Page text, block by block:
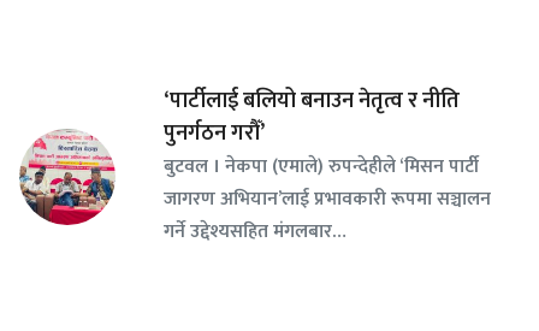
‘पार्टीलाई बलियो बनाउन नेतृत्व र नीति
पुनर्गठन गरौँ’
बुटवल । नेकपा (एमाले) रुपन्देहीले ‘मिसन पार्टी
जागरण अभियान’लाई प्रभावकारी रूपमा सञ्चालन
गर्ने उद्देश्यसहित मंगलबार…